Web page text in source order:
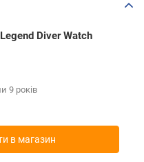
Diver Watch
9 років
в магазин